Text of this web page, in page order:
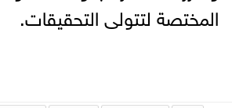
المختصة لتتولى التحقيقات.